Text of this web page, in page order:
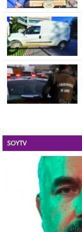
SOYTV